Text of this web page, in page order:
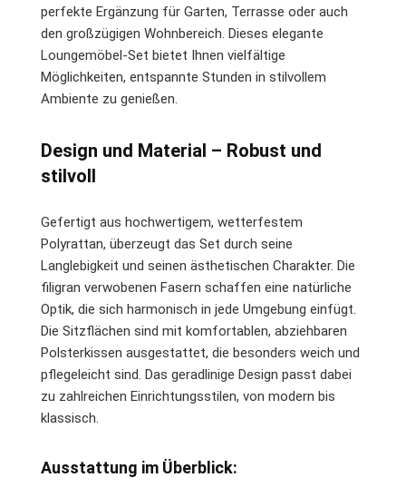
perfekte Ergänzung für Garten, Terrasse oder auch
den großzügigen Wohnbereich. Dieses elegante
Loungemöbel-Set bietet Ihnen vielfältige
Möglichkeiten, entspannte Stunden in stilvollem
Ambiente zu genießen.
Design und Material – Robust und
stilvoll
Gefertigt aus hochwertigem, wetterfestem
Polyrattan, überzeugt das Set durch seine
Langlebigkeit und seinen ästhetischen Charakter. Die
filigran verwobenen Fasern schaffen eine natürliche
Optik, die sich harmonisch in jede Umgebung einfügt.
Die Sitzflächen sind mit komfortablen, abziehbaren
Polsterkissen ausgestattet, die besonders weich und
pflegeleicht sind. Das geradlinige Design passt dabei
zu zahlreichen Einrichtungsstilen, von modern bis
klassisch.
Ausstattung im Überblick: